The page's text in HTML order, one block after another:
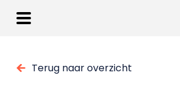
Terug naar overzicht